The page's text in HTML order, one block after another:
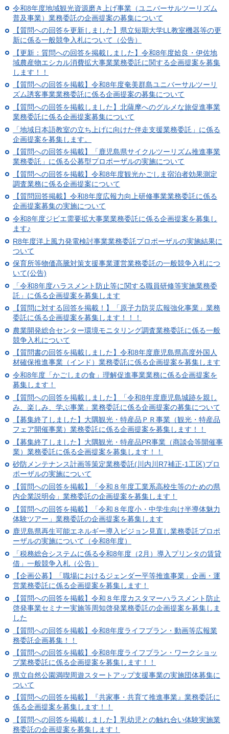
令和8年度地域観光資源磨き上げ事業（ユニバーサルツーリズム
普及事業）業務委託の企画提案の募集について
【質問への回答を更新しました】県立短期大学LL教室機器等の更
新に係る一般競争入札について（公告）
【更新：質問への回答を掲載しました】令和8年度姶良・伊佐地
域農産物エシカル消費拡大事業業務委託に関する企画提案を募集
します！！
【質問への回答を掲載】令和8年度奄美群島ユニバーサルツーリ
ズム誘客事業業務委託に係る企画提案の募集について
【質問への回答を掲載しました】北薩摩へのグルメな旅促進事業
業務委託に係る企画提案募集について
「地域日本語教室の立ち上げに向けた伴走支援業務委託」に係る
企画提案を募集します。
【質問への回答を掲載】「鹿児島県サイクルツーリズム推進事業
業務委託」に係る公募型プロポーザルの実施について
【質問への回答を掲載】令和8年度観光かごしま宿泊者効果測定
調査業務に係る企画提案について
【質問回答掲載】令和8年度広報力向上研修事業業務委託に係る
企画提案募集の実施について
令和8年度ジビエ需要拡大事業業務委託に係る企画提案を募集し
ます♪
R8年度洋上風力発電検討事業業務委託プロポーザルの実施結果に
ついて
保育所等物価高騰対策支援事業運営業務委託の一般競争入札につ
いて(公告)
「令和8年度ハラスメント防止等に関する職員研修等実施業務委
託」に係る企画提案を募集します
【質問に対する回答を掲載！】「原子力防災広報強化事業」業務
委託に係る企画提案を募集します！！！
農業開発総合センター環境モニタリング調査業務委託に係る一般
競争入札について
【質問書の回答を掲載しました】令和8年度鹿児島県高度外国人
材確保推進事業（インド）業務委託に係る企画提案を募集します
令和8年度「かごしまの食」理解促進事業業務に係る企画提案を
募集します！
【質問への回答を掲載しました】「令和8年度鹿児島城跡を親し
み、楽しみ、学ぶ事業」業務委託に係る企画提案の募集について
【募集終了しました】大隅観光・特産品ＰＲ事業（観光・特産品
フェア開催事業）業務委託に係る企画提案を募集します！！
【募集終了しました】大隅観光・特産品PR事業（商談会等開催事
業）業務委託に係る企画提案を募集します！！
砂防メンテナンス計画等策定業務委託(川内川R7補正-1工区)プロ
ポーザルの実施について
【質問への回答を掲載】「令和８年度工業系高校生等のための県
内企業説明会」業務委託の企画提案を募集します！
【質問への回答を掲載】「令和８年度小・中学生向け半導体魅力
体験ツアー」業務委託の企画提案を募集します
鹿児島県再生可能エネルギー導入ビジョン見直し業務委託プロポ
ーザルの実施について（令和8年度）
「税務総合システムに係る令和8年度（2月）導入プリンタの賃貸
借」一般競争入札（公告）
【企画公募】「職場におけるジェンダー平等推進事業」企画・運
営業務委託に係る企画提案を募集します！
【質問への回答を掲載】令和８年度カスタマーハラスメント防止
啓発事業セミナー実施等周知啓発業務委託の企画提案を募集しま
した
【質問への回答を掲載】令和8年度ライフプラン・動画等広報業
務委託企画募集！！
【質問への回答を掲載】令和8年度ライフプラン・ワークショッ
プ業務委託に係る企画提案を募集します！！
県立自然公園満喫周遊スタートアップ支援事業の実施団体募集に
ついて
【質問への回答を掲載】『共家事・共育て推進事業』業務委託に
係る企画提案を募集します！！
【質問への回答を掲載しました】乳幼児との触れ合い体験実施業
務委託の企画提案を募集します！